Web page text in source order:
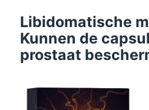
Libidomatische
Kunnen de
prostaat